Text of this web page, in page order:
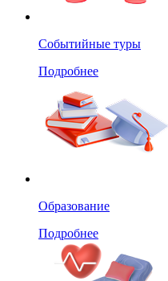
Событийные туры
Подробнее
Образование
Подробнее